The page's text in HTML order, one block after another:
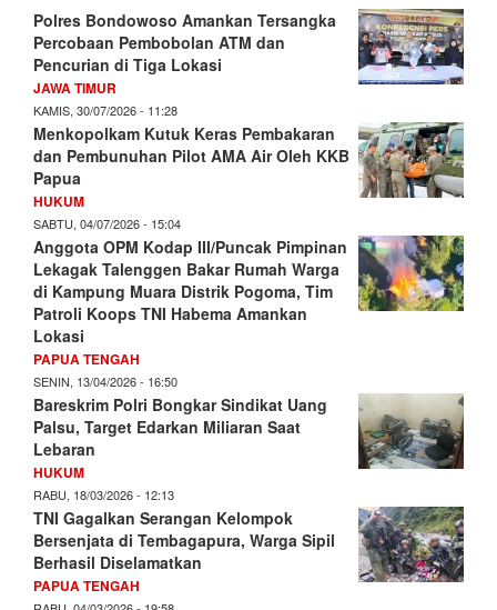
Polres Bondowoso Amankan Tersangka
Percobaan Pembobolan ATM dan
Pencurian di Tiga Lokasi
JAWA TIMUR
KAMIS, 30/07/2026 - 11:28
Menkopolkam Kutuk Keras Pembakaran
dan Pembunuhan Pilot AMA Air Oleh KKB
Papua
HUKUM
SABTU, 04/07/2026 - 15:04
Anggota OPM Kodap III/Puncak Pimpinan
Lekagak Talenggen Bakar Rumah Warga
di Kampung Muara Distrik Pogoma, Tim
Patroli Koops TNI Habema Amankan
Lokasi
PAPUA TENGAH
SENIN, 13/04/2026 - 16:50
Bareskrim Polri Bongkar Sindikat Uang
Palsu, Target Edarkan Miliaran Saat
Lebaran
HUKUM
RABU, 18/03/2026 - 12:13
TNI Gagalkan Serangan Kelompok
Bersenjata di Tembagapura, Warga Sipil
Berhasil Diselamatkan
PAPUA TENGAH